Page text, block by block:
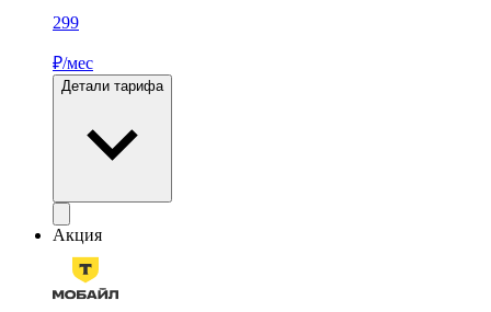
299
₽/мес
Детали тарифа
Акция